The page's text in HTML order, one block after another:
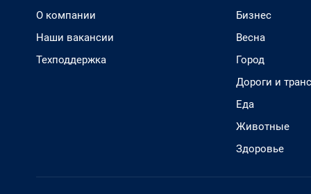
О компании
Наши вакансии
Техподдержка
Бизнес
Весна
Город
Дороги и
Еда
Животные
Здоровье